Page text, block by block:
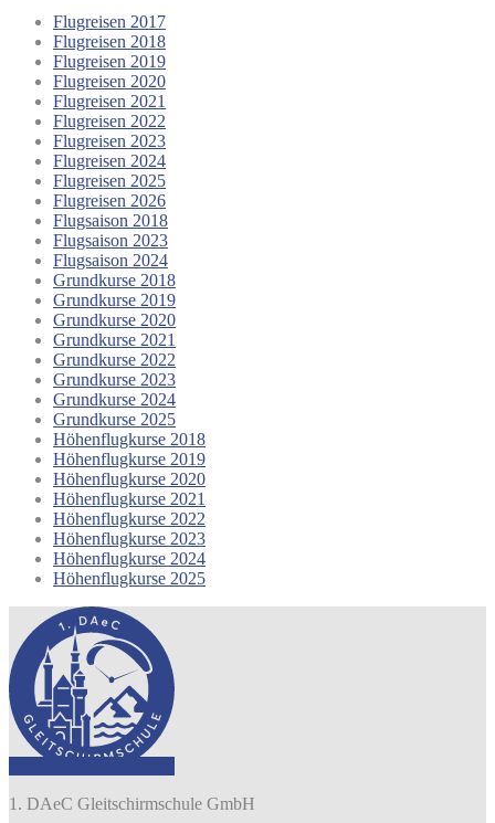
Flugreisen 2017
Flugreisen 2018
Flugreisen 2019
Flugreisen 2020
Flugreisen 2021
Flugreisen 2022
Flugreisen 2023
Flugreisen 2024
Flugreisen 2025
Flugreisen 2026
Flugsaison 2018
Flugsaison 2023
Flugsaison 2024
Grundkurse 2018
Grundkurse 2019
Grundkurse 2020
Grundkurse 2021
Grundkurse 2022
Grundkurse 2023
Grundkurse 2024
Grundkurse 2025
Höhenflugkurse 2018
Höhenflugkurse 2019
Höhenflugkurse 2020
Höhenflugkurse 2021
Höhenflugkurse 2022
Höhenflugkurse 2023
Höhenflugkurse 2024
Höhenflugkurse 2025
1. DAeC Gleitschirmschule GmbH